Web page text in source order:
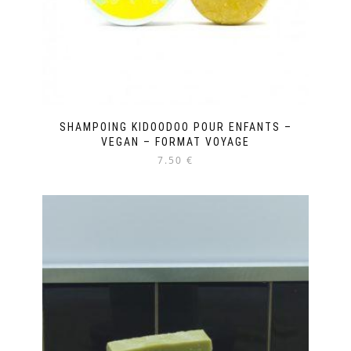
SHAMPOING KIDOODOO POUR ENFANTS –
VEGAN – FORMAT VOYAGE
7.50 €